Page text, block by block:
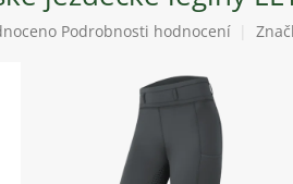
Podrobnosti hodnocení